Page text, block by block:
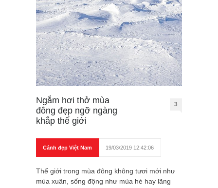
Ngắm hơi thở mùa
đông đẹp ngỡ ngàng
khắp thế giới
3
Cảnh đẹp Việt Nam 19/03/2019 12:42:06
Thế giới trong mùa đông không tươi mới như
mùa xuân, sống động như mùa hè hay lãng